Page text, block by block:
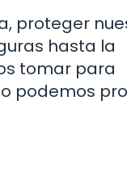
proteger
hasta la
tomar para
podemos